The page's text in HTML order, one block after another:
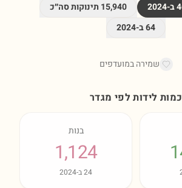
ב-2024
15,940 תינוקות סה״כ
64ב-2024
שמירה במועדפים
כמות לידות לפי מגדר
בנות
1,124
24ב-2024